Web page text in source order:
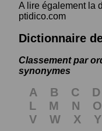
A lire également la
ptidico.com
Dictionnaire
Classement par
synonymes
A B C D
L
M N O
V
W X Y